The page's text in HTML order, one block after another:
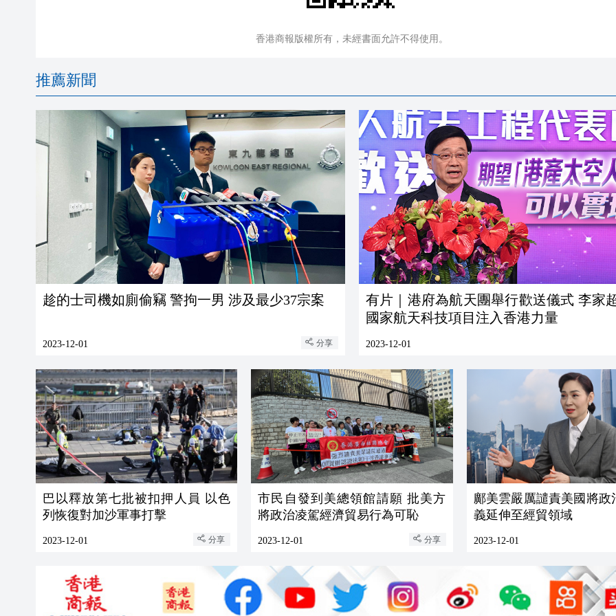
香港商報版權所有，未經書面允許不得使用。
推薦新聞
趁的士司機如廁偷竊 警拘一男 涉及最少37宗案
2023-12-01 分享
有片｜港府為航天團舉行歡送儀式 李家
國家航天科技項目注入香港力量
2023-12-01
巴以釋放第七批被扣押人員 以色
列恢復對加沙軍事打擊
2023-12-01 分享
市民自發到美總領館請願 批美方
將政治凌駕經濟貿易行為可恥
2023-12-01 分享
鄺美雲嚴厲譴責美國將政
義延伸至經貿領域
2023-12-01